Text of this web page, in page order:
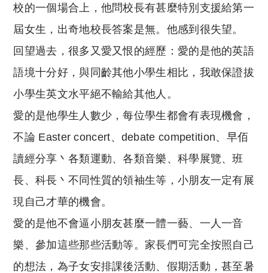
校的一個場合上，他問校長有甚麼特別支援給第一
屆女生，出奇地校長答案是無。他感到很失望。
回望過去，很多又愛又恨的經歷：愛的是他的英語
語境十分好，與同齡其他小學生相比，我敢保證拔
小學生英文水平絕不輸給其他人。
愛的是他學生人數少，每位學生都會有表現機會，
不論 Easter concert、debate competition、早佰
讀經分享丶各類運動、各類音樂、科學展覽、班
長、科長丶不同性質的領袖生等，小朋友一定有展
現自己才華的機會。
愛的是他不會逼小朋友甚麼一體一藝、一人一音
樂、參加這些那些活動等。家長們可完全按照自己
的想法，為子女安排課後活動、假期活動，甚至暑